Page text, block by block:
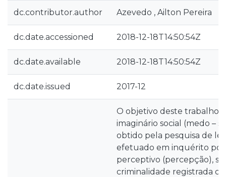
dc.contributor.author Azevedo , Ailton Pereira
dc.date.accessioned 2018-12-18T14:50:54Z
dc.date.available 2018-12-18T14:50:54Z
dc.date.issued 2017-12
O objetivo deste trabalho
imaginário social (medo –
obtido pela pesquisa de
efetuado em inquérito
perceptivo (percepção),
criminalidade registrada